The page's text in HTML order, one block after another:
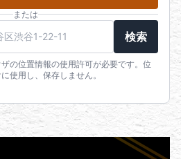
または
検索
の位置情報の使用許可が必要です。位
使用し、保存しません。